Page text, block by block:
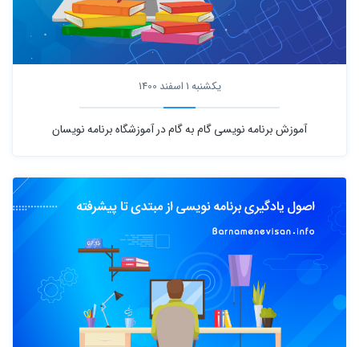
یکشنبه 1 اسفند 1400
آموزش برنامه نویسی گام به گام در آموزشگاه برنامه نویسان